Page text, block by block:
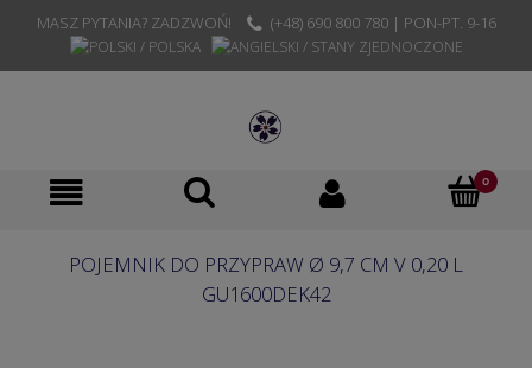
MASZ PYTANIA? ZADZWOŃ! (+48) 690 800 780 | PON-PT. 9-16
POJEMNIK DO PRZYPRAW Ø 9,7 CM V 0,20 L
GU1600DEK42